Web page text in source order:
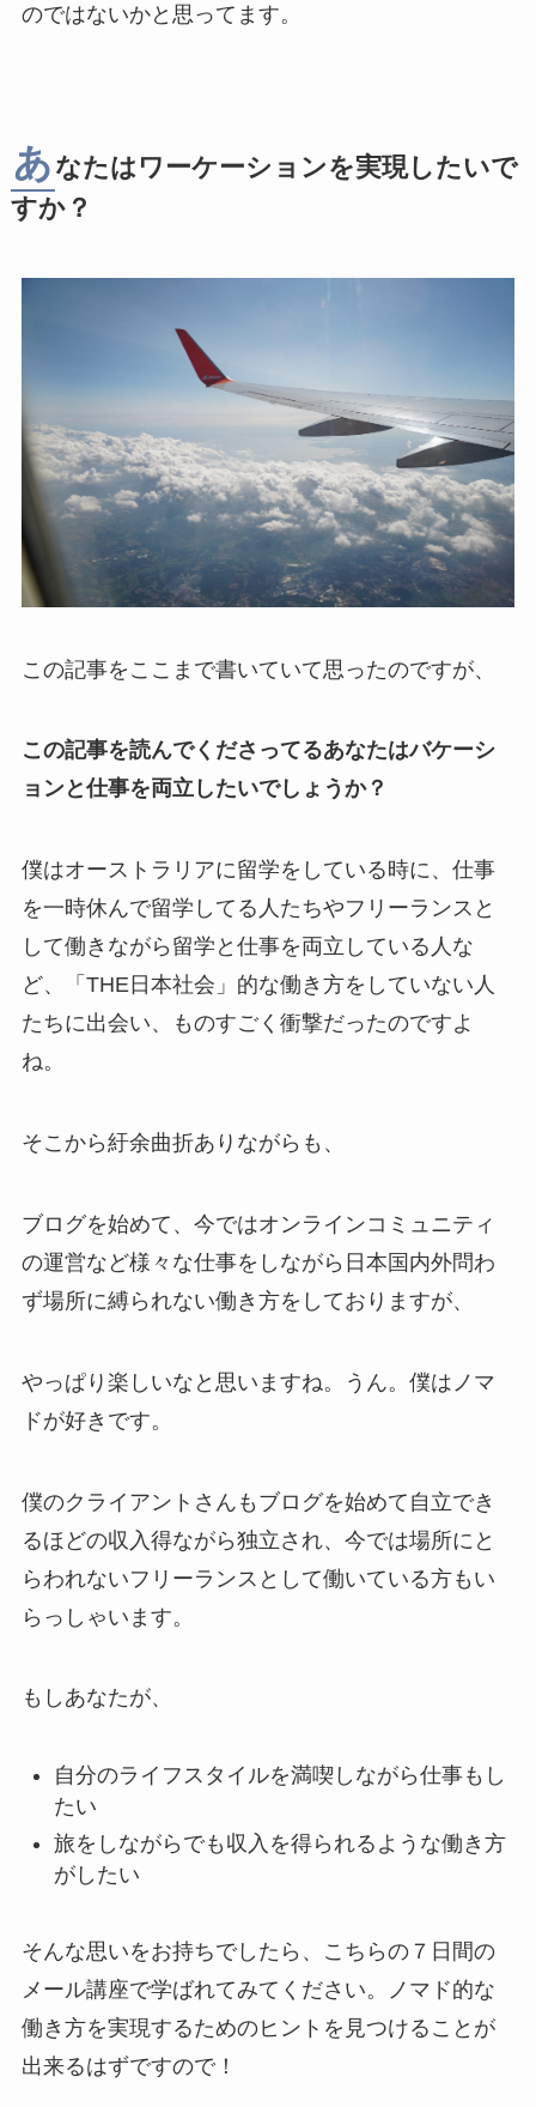
のではないかと思ってます。
あ なたはワーケーションを実現したいで
すか？
この記事をここまで書いていて思ったのですが、
この記事を読んでくださってるあなたはバケーシ
ョンと仕事を両立したいでしょうか？
僕はオーストラリアに留学をしている時に、仕事
を一時休んで留学してる人たちやフリーランスと
して働きながら留学と仕事を両立している人な
ど、「THE日本社会」的な働き方をしていない人
たちに出会い、ものすごく衝撃だったのですよ
ね。
そこから紆余曲折ありながらも、
ブログを始めて、今ではオンラインコミュニティ
の運営など様々な仕事をしながら日本国内外問わ
ず場所に縛られない働き方をしておりますが、
やっぱり楽しいなと思いますね。うん。僕はノマ
ドが好きです。
僕のクライアントさんもブログを始めて自立でき
るほどの収入得ながら独立され、今では場所にと
らわれないフリーランスとして働いている方もい
らっしゃいます。
もしあなたが、
自分のライフスタイルを満喫しながら仕事もし
たい
旅をしながらでも収入を得られるような働き方
がしたい
そんな思いをお持ちでしたら、こちらの７日間の
メール講座で学ばれてみてください。ノマド的な
働き方を実現するためのヒントを見つけることが
出来るはずですので！